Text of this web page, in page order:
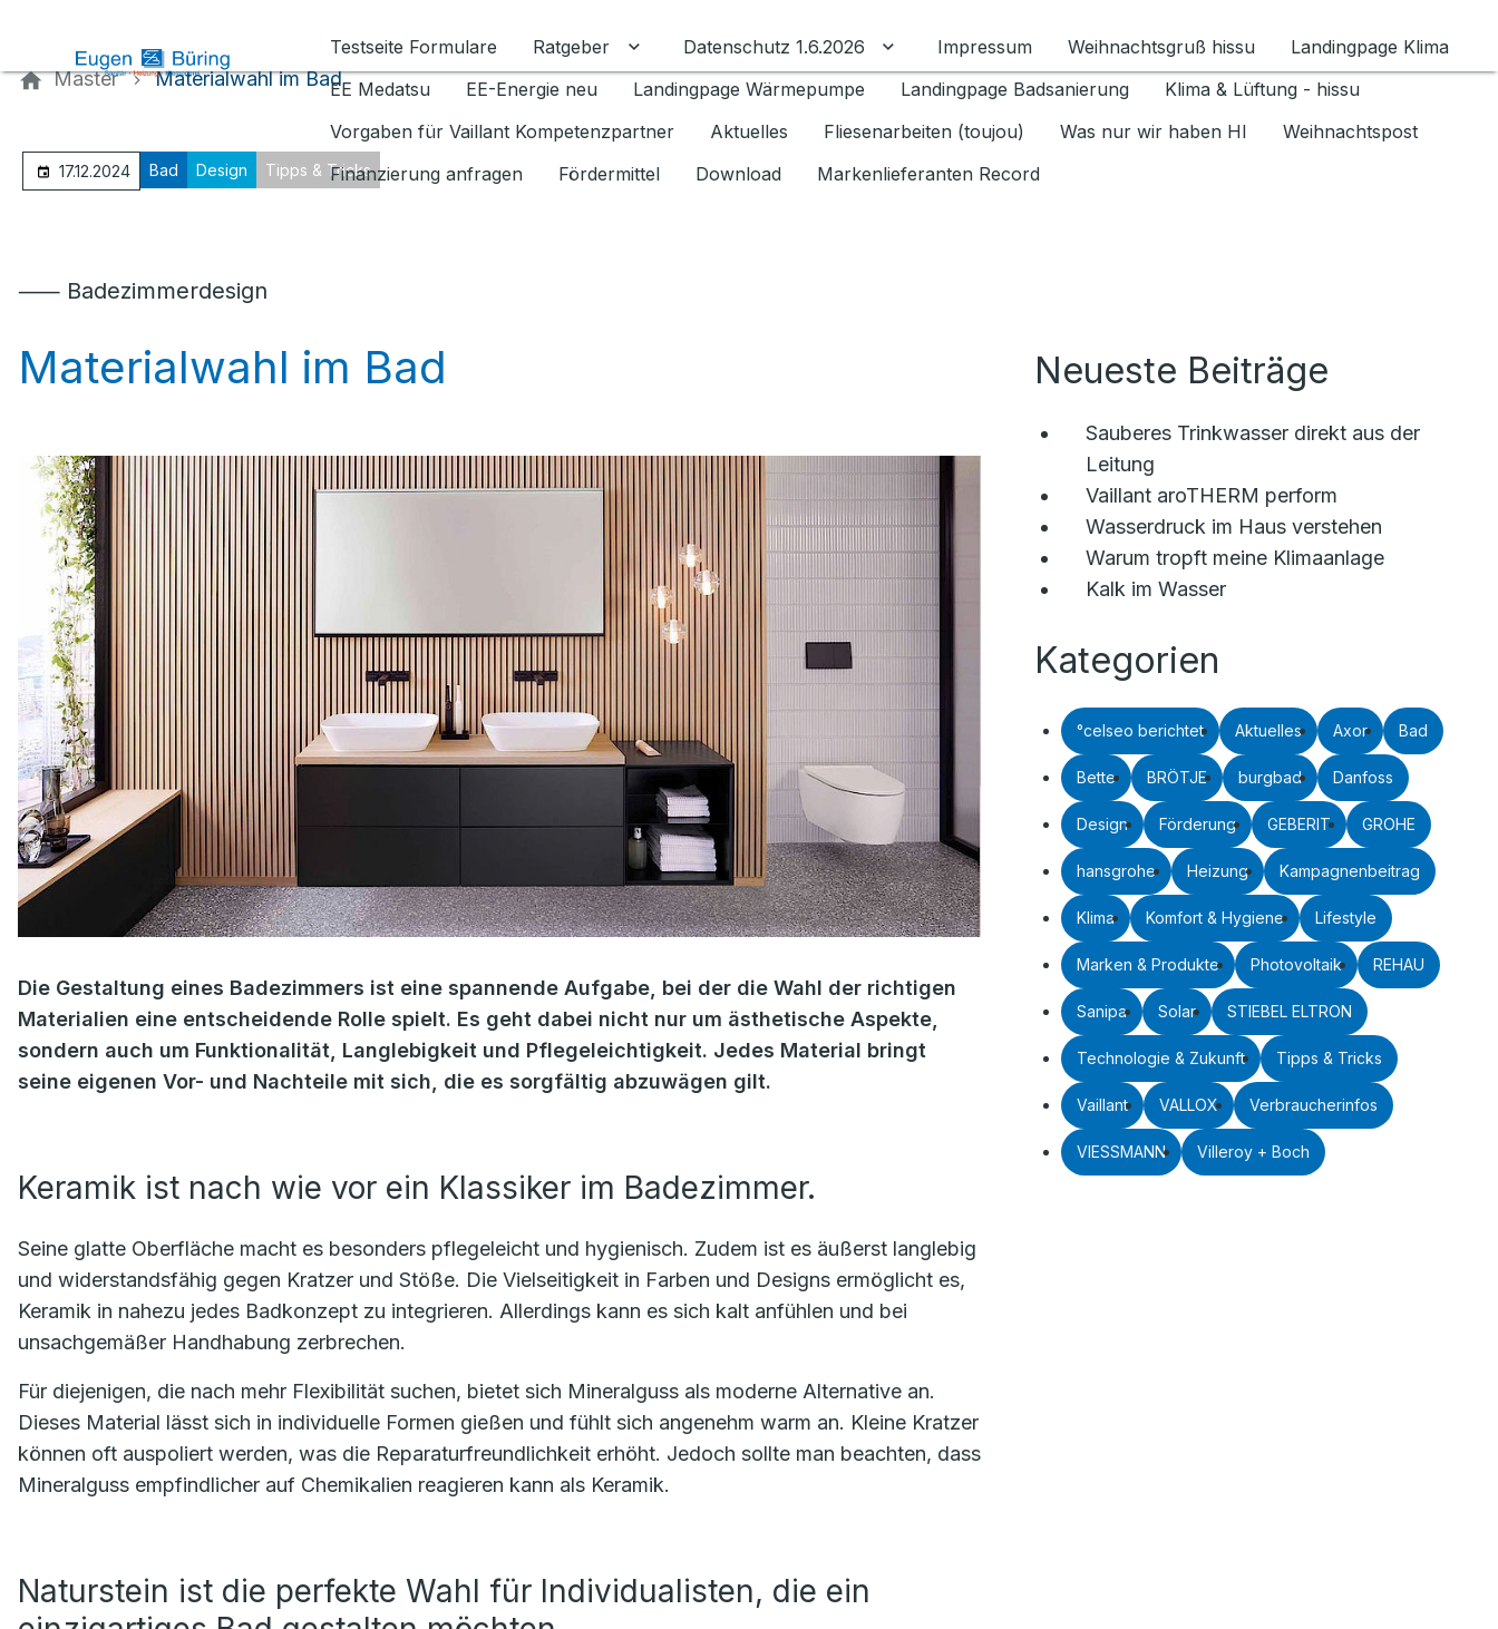
Testseite Formulare
Ratgeber Untermenü für Ratgeber umschalten
Datenschutz 1.6.2026 Untermenü für Datenschutz 1.6.2026 umschalten
Impressum Weihnachtsgruß hissu
Landingpage Klima
EE Medatsu
EE-Energie neu Landingpage Wärmepumpe Landingpage Badsanierung
Klima & Lüftung - hissu
Vorgaben für Vaillant Kompetenzpartner
Aktuelles Fliesenarbeiten (toujou) Was nur wir haben HI
Weihnachtspost
Finanzierung anfragen
Fördermittel Download Markenlieferanten Record
Master Materialwahl im Bad
17.12.2024 Bad Design Tipps & Tricks
⸺ Badezimmerdesign
Materialwahl im Bad
Die Gestaltung eines Badezimmers ist eine spannende Aufgabe, bei der die Wahl der richtigen
Materialien eine entscheidende Rolle spielt. Es geht dabei nicht nur um ästhetische Aspekte,
sondern auch um Funktionalität, Langlebigkeit und Pflegeleichtigkeit. Jedes Material bringt
seine eigenen Vor- und Nachteile mit sich, die es sorgfältig abzuwägen gilt.
Keramik ist nach wie vor ein Klassiker im Badezimmer.
Seine glatte Oberfläche macht es besonders pflegeleicht und hygienisch. Zudem ist es äußerst langlebig
und widerstandsfähig gegen Kratzer und Stöße. Die Vielseitigkeit in Farben und Designs ermöglicht es,
Keramik in nahezu jedes Badkonzept zu integrieren. Allerdings kann es sich kalt anfühlen und bei
unsachgemäßer Handhabung zerbrechen.
Für diejenigen, die nach mehr Flexibilität suchen, bietet sich Mineralguss als moderne Alternative an.
Dieses Material lässt sich in individuelle Formen gießen und fühlt sich angenehm warm an. Kleine Kratzer
können oft auspoliert werden, was die Reparaturfreundlichkeit erhöht. Jedoch sollte man beachten, dass
Mineralguss empfindlicher auf Chemikalien reagieren kann als Keramik.
Naturstein ist die perfekte Wahl für Individualisten, die ein
Neueste Beiträge
Sauberes Trinkwasser direkt aus der
Leitung
Vaillant aroTHERM perform
Wasserdruck im Haus verstehen
Warum tropft meine Klimaanlage
Kalk im Wasser
Kategorien
°celseo berichtet Aktuelles Axor Bad
Bette BRÖTJE burgbad Danfoss
Design Förderung GEBERIT GROHE
hansgrohe Heizung Kampagnenbeitrag
Klima Komfort & Hygiene Lifestyle
Marken & Produkte Photovoltaik REHAU
Sanipa Solar STIEBEL ELTRON
Technologie & Zukunft Tipps & Tricks
Vaillant VALLOX Verbraucherinfos
VIESSMANN Villeroy + Boch